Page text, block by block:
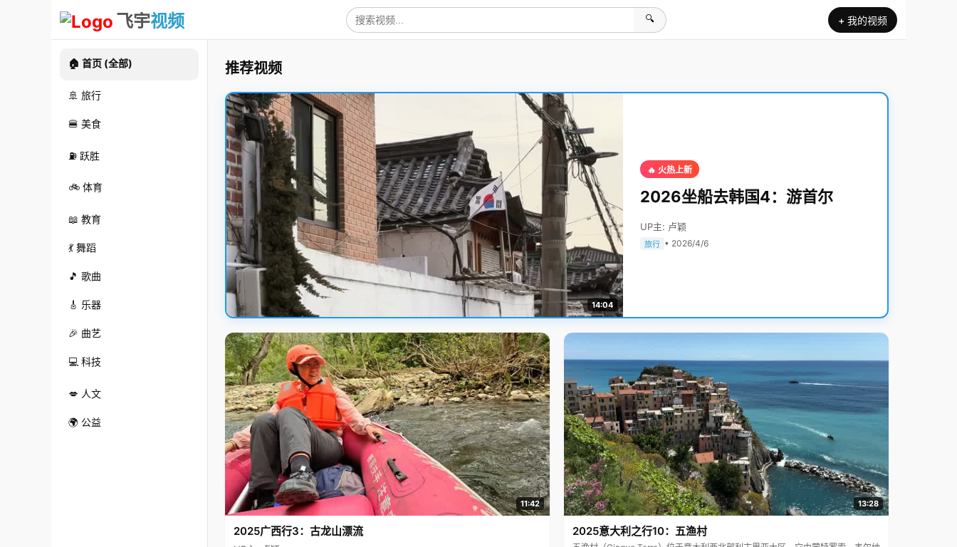
飞宇视频 🔍 + 我的视频
🏠 首页 (全部)
🚢 旅行
🍔 美食
⛽ 跃胜
🚲 体育
📖 教育
💃 舞蹈
🎵 歌曲
🎸 乐器
🎉 曲艺
💻 科技
💋 人文
🌍 公益
推荐视频
14:04
🔥 火热上新
2026坐船去韩国4：游首尔
UP主: 卢颖
旅行 • 2026/4/6
11:42
2025广西行3：古龙山漂流
13:28
2025意大利之行10：五渔村